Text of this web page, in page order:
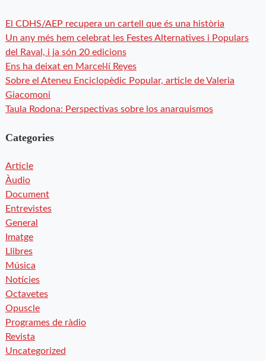
El CDHS/AEP recupera un cartell que és una història
Un any més hem celebrat les Festes Alternatives i Populars
del Raval, i ja són 20 edicions
Ens ha deixat en Marcel·lí Reyes
Sobre el Ateneu Enciclopèdic Popular, article de Valeria
Giacomoni
Taula Rodona: Perspectivas sobre los anarquismos
Categories
Article
Àudio
Document
Entrevistes
General
Imatge
Llibres
Música
Notícies
Octavetes
Opuscle
Programes de ràdio
Revista
Uncategorized